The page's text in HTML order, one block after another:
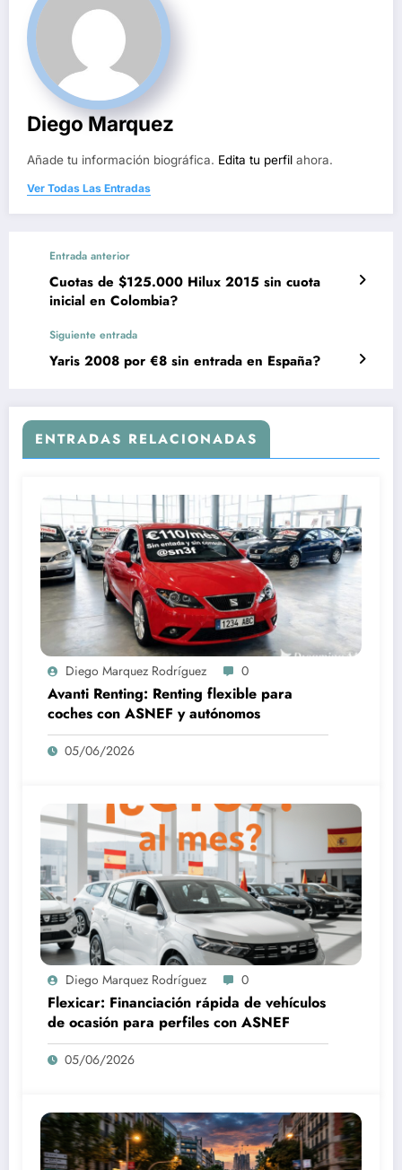
Diego Marquez
Añade tu información biográfica. Edita tu perfil ahora.
Ver Todas Las Entradas
Entrada anterior
Cuotas de $125.000 Hilux 2015 sin cuota
inicial en Colombia?
Siguiente entrada
Yaris 2008 por €8 sin entrada en España?
ENTRADAS RELACIONADAS
Diego Marquez Rodríguez 0
Avanti Renting: Renting flexible para
coches con ASNEF y autónomos
05/06/2026
Diego Marquez Rodríguez 0
Flexicar: Financiación rápida de vehículos
de ocasión para perfiles con ASNEF
05/06/2026